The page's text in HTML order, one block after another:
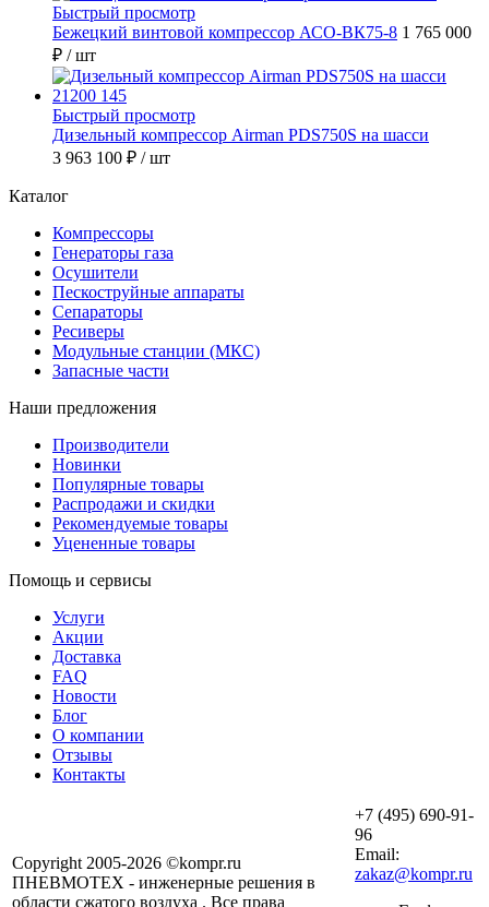
Быстрый просмотр
Бежецкий винтовой компрессор АСО-ВК75-8 1 765 000
₽ / шт
Быстрый просмотр
Дизельный компрессор Airman PDS750S на шасси
3 963 100 ₽ / шт
Каталог
Компрессоры
Генераторы газа
Осушители
Пескоструйные аппараты
Сепараторы
Ресиверы
Модульные станции (МКС)
Запасные части
Наши предложения
Производители
Новинки
Популярные товары
Распродажи и скидки
Рекомендуемые товары
Уцененные товары
Помощь и сервисы
Услуги
Акции
Доставка
FAQ
Новости
Блог
О компании
Отзывы
Контакты
Copyright 2005-2026 ©kompr.ru
ПНЕВМОТЕХ - инженерные решения в
области сжатого воздуха . Все права
+7 (495) 690-91-
96
Email:
zakaz@kompr.ru